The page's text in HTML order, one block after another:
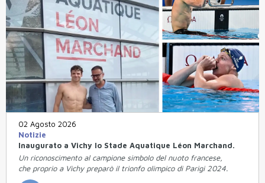
02 Agosto 2026
Notizie
Inaugurato a Vichy lo Stade Aquatique Léon Marchand.
Un riconoscimento al campione simbolo del nuoto francese,
che proprio a Vichy preparò il trionfo olimpico di Parigi 2024.